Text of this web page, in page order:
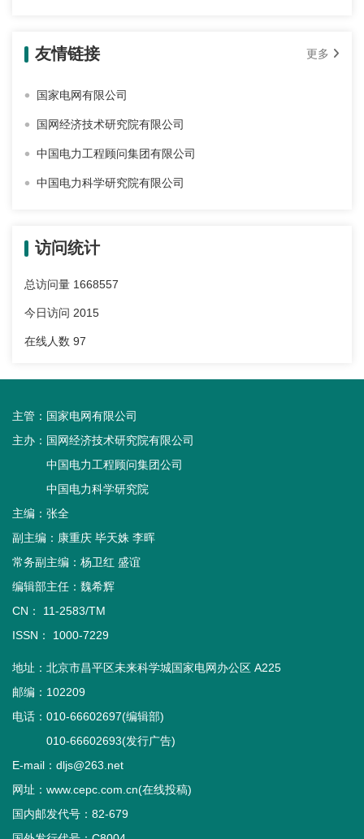
友情链接 更多
国家电网有限公司
国网经济技术研究院有限公司
中国电力工程顾问集团有限公司
中国电力科学研究院有限公司
访问统计
总访问量 1668557
今日访问 2015
在线人数 97
主管： 国家电网有限公司
主办： 国网经济技术研究院有限公司
中国电力工程顾问集团公司
中国电力科学研究院
主编：张全
副主编：康重庆 毕天姝 李晖
常务副主编：杨卫红 盛谊
编辑部主任：魏希辉
CN： 11-2583/TM
ISSN： 1000-7229
地址：北京市昌平区未来科学城国家电网办公区 A225
邮编：102209
电话：010-66602697(编辑部)
010-66602693(发行广告)
E-mail：dljs@263.net
网址：www.cepc.com.cn(在线投稿)
国内邮发代号：82-679